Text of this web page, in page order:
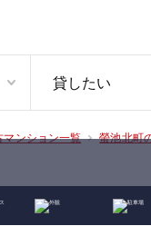
貸したい
マンション一覧 螢池北町